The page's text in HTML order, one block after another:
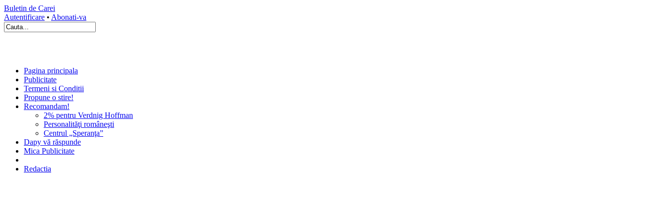
Buletin de Carei
Autentificare • Abonati-va
Pagina principala
Publicitate
Termeni si Conditii
Propune o stire!
Recomandam!
2% pentru Verdnig Hoffman
Personalităţi româneşti
Centrul „Speranţa”
Dapy vă răspunde
Mica Publicitate
Redactia